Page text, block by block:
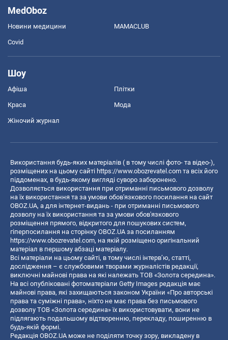
MedOboz
Новини медицини MAMACLUB
Covid
Шоу
Афіша Плітки
Краса Мода
Жіночий журнал
Використання будь-яких матеріалів ( в тому числі фото- та відео-),
розміщених на цьому сайті https://www.obozrevatel.com та всіх його
піддоменах, в будь-якому вигляді суворо заборонено.
Дозволяється використання при отриманні письмового дозволу
на їх використання та за умови обов'язкового посилання на сайт
OBOZ.UA, а для інтернет-видань - при отриманні письмового
дозволу на їх використання та за умови обов'язкового
розміщення прямого, відкритого для пошукових систем,
гіперпосилання на сторінку OBOZ.UA за посиланням
https://www.obozrevatel.com, на якій розміщено оригінальний
матеріал в першому абзаці матеріалу.
Всі матеріали на цьому сайті, в тому числі інтерв’ю, статті,
дослідження – є службовими творами журналістів редакції,
виключні майнові права на які належать ТОВ «Золота середина».
На всі опубліковані фотоматеріали Getty Images редакція має
майнові права, які захищаються законом України «Про авторські
права та суміжні права», ніхто не має права без письмового
дозволу ТОВ «Золота середина» їх використовувати, вони не
підлягають подальшому відтворенню, перекладу, поширенню в
будь-якій формі.
Редакція OBOZ.UA може не поділяти точку зору, викладену в